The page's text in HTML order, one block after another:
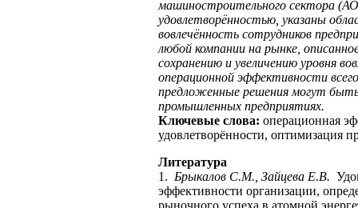
машиностроительного сектора
удовлетворённостью, указаны
вовлечённость сотрудников
любой компании на рынке,
сохранению и увеличению уровня
операционной эффективности
предложенные решения могут быть
промышленных предприятиях.
Ключевые слова: операционная
удовлетворённости, оптимизация
Литература
1. Брыкалов С.М., Зайцева Е.В.
эффективности организации,